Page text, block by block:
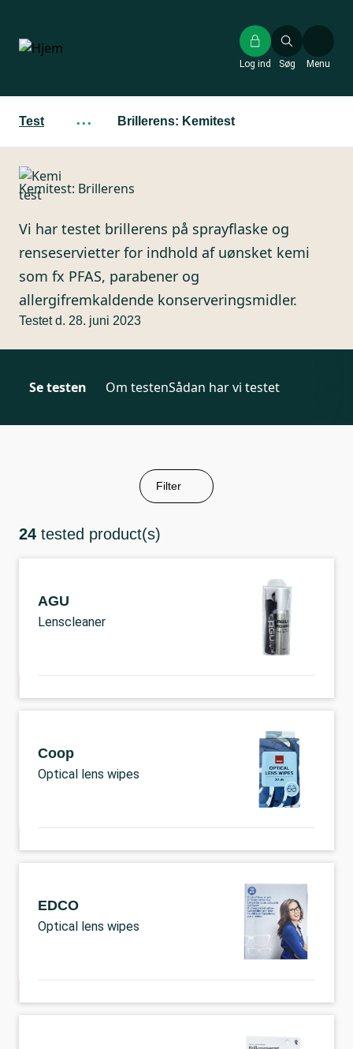
hovedindhold
Søg
Log ind Menu
Test ··· Brillerens: Kemitest
Kemitest: Brillerens
Vi har testet brillerens på sprayflaske og
renseservietter for indhold af uønsket kemi
som fx PFAS, parabener og
allergifremkaldende konserveringsmidler.
Testet d. 28. juni 2023
Se testen Om testenSådan har vi testet
Filter
24 tested product(s)
AGU
Lenscleaner
Coop
Optical lens wipes
EDCO
Optical lens wipes